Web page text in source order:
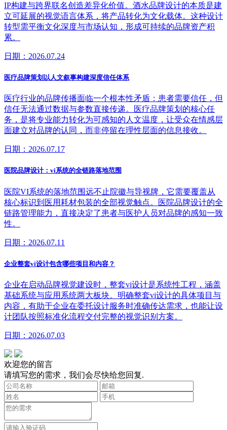
IP构建与跨界联名创造差异化价值。酒水品牌设计的本质是建
立可延展的视觉语言体系，将产品转化为文化载体。这种设计
转型需平衡文化深度与市场认知，形成可持续的品牌资产积
累。
日期：2026.07.24
医疗品牌策划以人文叙事构建深度信任体系
医疗行业的品牌传播面临一个根本性矛盾：患者需要信任，但
信任无法通过数据与参数直接传递。医疗品牌策划的核心任
务，是将专业能力转化为可感知的人文温度，让受众在情感层
面建立对品牌的认同，而非停留在理性层面的信息接收。
日期：2026.07.17
医院品牌设计：vi系统的全链路落地范围
医院VI系统的落地范围远不止院徽与导视牌，它需要覆盖从
核心标识到医用耗材包装的全部视觉触点。医院品牌设计的全
链路管理能力，直接决定了患者与医护人员对品牌的感知一致
性。
日期：2026.07.11
企业整套vi设计包含哪些项目和内容？
企业在启动品牌视觉建设时，整套vi设计是系统性工程，涵盖
基础系统与应用系统两大板块。明确整套vi设计的具体项目与
内容，有助于企业在委托设计服务时准确传达需求，也能让设
计团队按照标准化流程交付完整的视觉识别方案。
日期：2026.07.03
欢迎您的留言
请填写您的需求，我们会尽快给您回复.